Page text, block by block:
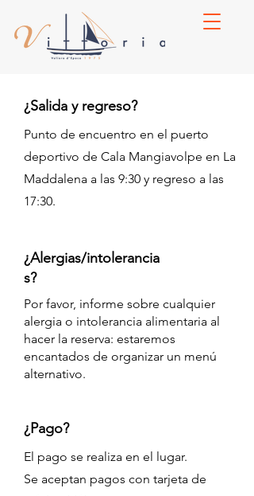
¿Salida y regreso?
Punto de encuentro en el puerto
deportivo de Cala Mangiavolpe en La
Maddalena a las 9:30 y regreso a las
17:30.
¿Alergias/intolerancia
s?
Por favor, informe sobre cualquier
alergia o intolerancia alimentaria al
hacer la reserva: estaremos
encantados de organizar un menú
alternativo.
¿Pago?
El pago se realiza en el lugar.
Se aceptan pagos con tarjeta de